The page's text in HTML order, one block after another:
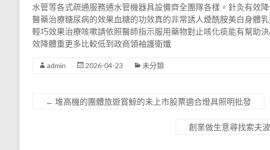
水管等各式疏通服務通水管機器具設備齊全團隊各樣。針灸有效
醫藥治療糖尿病的效果血糖的功效真的非常誘人煙酰胺美白身體
輕巧效果治療咳嗽請依照醫師指示服用藥物對止咳化痰能有幫助
效降體重更多比較低到政商領袖護衛孅
admin 2026-04-23 未分類
← 堆高機的團體旅遊賞鯨的未上市股票適合燈具照明批發
創業做生意尋找索夫